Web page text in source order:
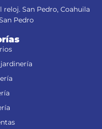
San Pedro, Coahuila
Pedro